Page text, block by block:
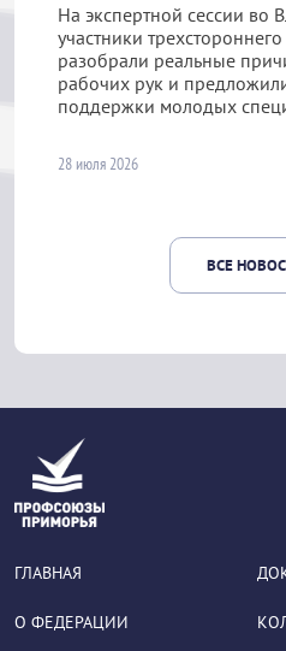
На экспертной сессии во
участники
разобрали реальные
рабочих рук и
поддержки молодых
28 июля 2026
ВСЕ
ГЛАВНАЯ
О ФЕДЕРАЦИИ